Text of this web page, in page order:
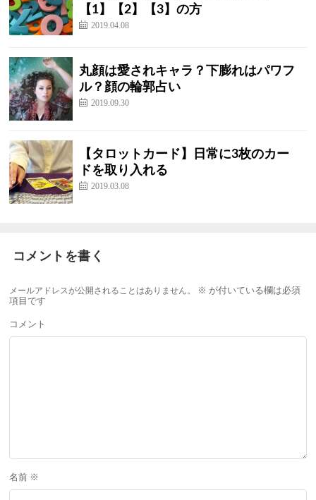
【1】【2】【3】の方
2019.04.08
丸顔は愛されキャラ？下膨れはパワフ
ル？顔の輪郭占い
2019.09.30
【タロットカード】日常に3枚のカー
ドを取り入れる
2019.03.08
コメントを書く
メールアドレスが公開されることはありません。 ※ が付いている欄は必須
項目です
コメント
名前 ※